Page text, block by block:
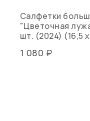
Салфетки
"Цветочная
шт. (2024) (16,5
1 080 ₽